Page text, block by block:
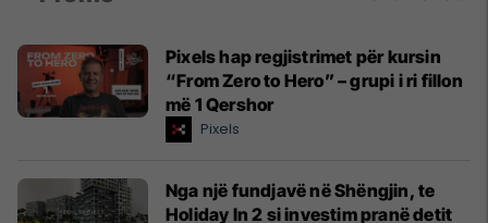
Pixels hap regjistrimet për kursin
“From Zero to Hero” – grupi i ri fillon
më 1 Qershor
Pixels
Nga një fundjavë në Shëngjin, te
Holiday In 2 si investim pranë detit